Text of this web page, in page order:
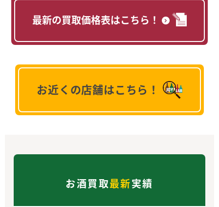
最新の買取価格表はこちら！
お近くの店舗はこちら！
お酒買取最新実績